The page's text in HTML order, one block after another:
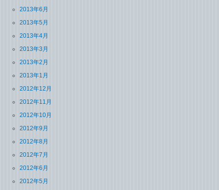
2013年6月
2013年5月
2013年4月
2013年3月
2013年2月
2013年1月
2012年12月
2012年11月
2012年10月
2012年9月
2012年8月
2012年7月
2012年6月
2012年5月